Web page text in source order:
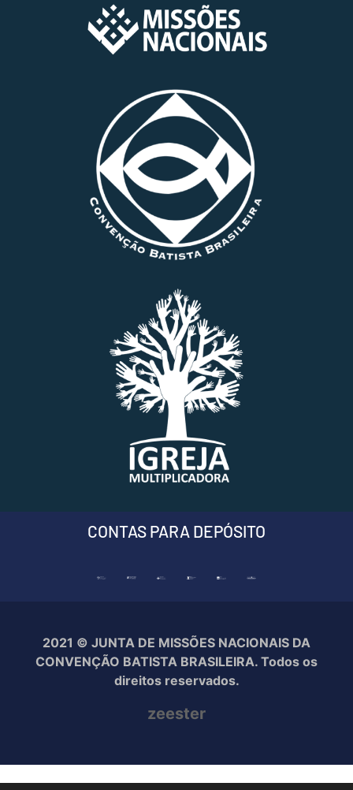
CONTAS PARA DEPÓSITO
2021 © JUNTA DE MISSÕES NACIONAIS DA
CONVENÇÃO BATISTA BRASILEIRA. Todos os
direitos reservados.
zeester